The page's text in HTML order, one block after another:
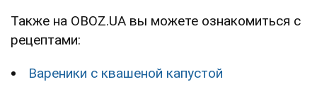
Также на OBOZ.UA вы можете ознакомиться с
рецептами:
Вареники с квашеной капустой